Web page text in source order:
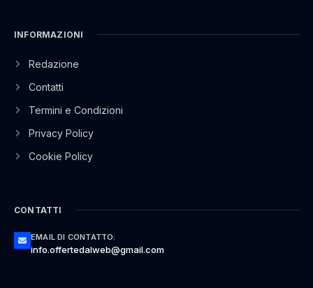
INFORMAZIONI
Redazione
Contatti
Termini e Condizioni
Privacy Policy
Cookie Policy
CONTATTI
EMAIL DI CONTATTO:
info.offertedalweb@gmail.com